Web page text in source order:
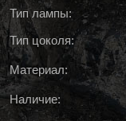
Тип лампы:
Тип цоколя:
Материал:
Наличие: